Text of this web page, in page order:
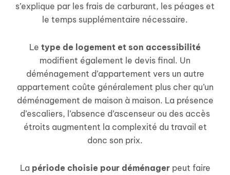
s’explique par les frais de carburant, les péages et
le temps supplémentaire nécessaire.
Le type de logement et son accessibilité
modifient également le devis final. Un
déménagement d’appartement vers un autre
appartement coûte généralement plus cher qu’un
déménagement de maison à maison. La présence
d’escaliers, l’absence d’ascenseur ou des accès
étroits augmentent la complexité du travail et
donc son prix.
La période choisie pour déménagerpeut faire